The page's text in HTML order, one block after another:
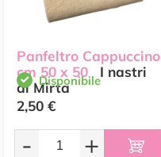
Panfeltro Cappuccino
cm 50 x 50
I nastri
di Mirta
Disponibile
2,50 €
- +